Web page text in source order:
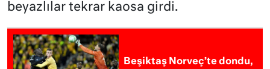
beyazlılar tekrar kaosa girdi.
Beşiktaş Norveç’te dondu,